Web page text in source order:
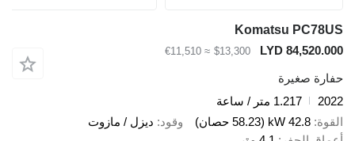
Komatsu
LYD
$13,300
≈ €11,510
صغيرة
1.217 متر / ساعة
42.8 kW (58.23 حصان) وقود
ديزل / مازوت